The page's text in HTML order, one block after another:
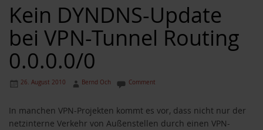
Kein DYNDNS-Update
bei VPN-Tunnel Routing
0.0.0.0/0
26. August 2010 Bernd Och Comment
In manchen VPN-Projekten kommt es vor, dass nicht nur der
netzinterne Verkehr von Außenstellen durch einen VPN-